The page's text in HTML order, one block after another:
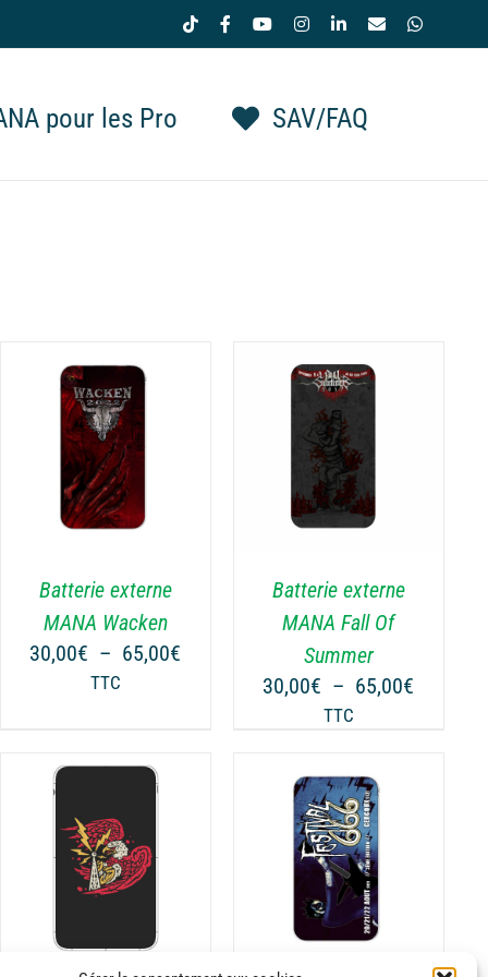
Tiktok FacebookYouTubeInstagramLinkedIn
Email
pour les Pro SAV/FAQ
Batterie externe
MANA Wacken
30,00€ – 65,00€
TTC
CHOIX DES OPTIONS
CE
PRODUIT
A
LES
OPTIONS
PEUVENT
ÊTRE
CHOISIES
PRODUIT
/ DÉTAILS
Batterie externe
MANA Fall Of
Summer
30,00€ – 65,00€
TTC
CHOIX DES OPTIONS
CE
PRODUIT
PLUSIEURS
/ DÉTAILS